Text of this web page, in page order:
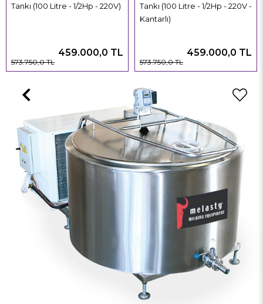
Tankı (100 Litre - 1/2Hp - 220V)
459.000,0 TL
573.750,0 TL
Tankı (100 Litre - 1/2Hp - 220V -
Kantarlı)
459.000,0 TL
573.750,0 TL